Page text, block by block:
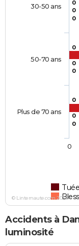
0
0
0
0
0
0
0
0
0
30-50 ans
50-70 ans
Plus de 70 ans
0
© Linternaute.com 2026
Accidents à
luminosité